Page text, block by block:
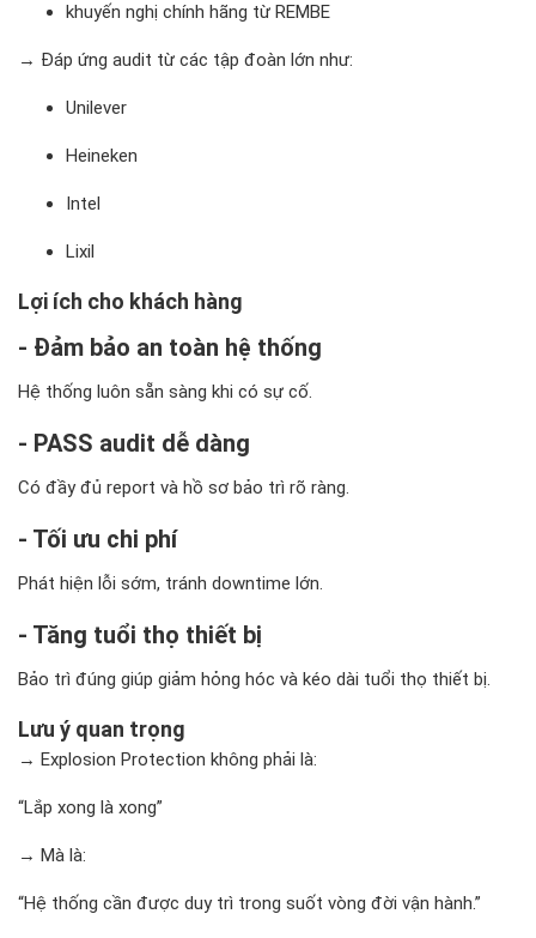
khuyến nghị chính hãng từ REMBE
→ Đáp ứng audit từ các tập đoàn lớn như:
Unilever
Heineken
Intel
Lixil
Lợi ích cho khách hàng
- Đảm bảo an toàn hệ thống
Hệ thống luôn sẵn sàng khi có sự cố.
- PASS audit dễ dàng
Có đầy đủ report và hồ sơ bảo trì rõ ràng.
- Tối ưu chi phí
Phát hiện lỗi sớm, tránh downtime lớn.
- Tăng tuổi thọ thiết bị
Bảo trì đúng giúp giảm hỏng hóc và kéo dài tuổi thọ thiết bị.
Lưu ý quan trọng
→ Explosion Protection không phải là:
“Lắp xong là xong”
→ Mà là:
“Hệ thống cần được duy trì trong suốt vòng đời vận hành.”